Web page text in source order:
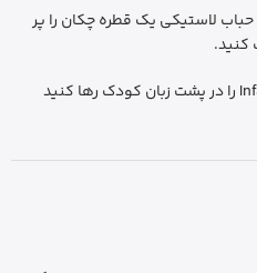
لاستیکی یک قطره چکان را پر
کنید.